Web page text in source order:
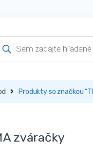
Produkty so značkou
zváračky